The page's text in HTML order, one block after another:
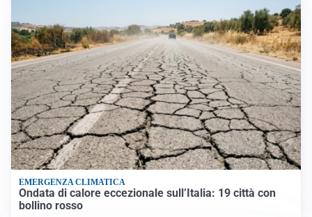
EMERGENZA CLIMATICA
Ondata di calore eccezionale sull’Italia: 19 città con
bollino rosso